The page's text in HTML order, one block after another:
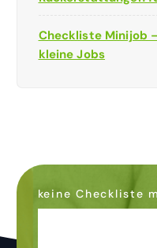
Checkliste Minijob
kleine Jobs
keine Checkliste